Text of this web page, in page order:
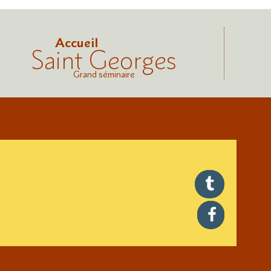
Accueil
Saint Georges
Grand séminaire
twitter
facebook